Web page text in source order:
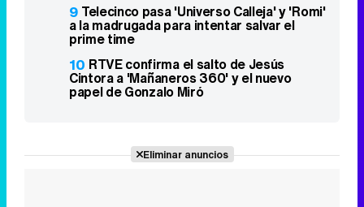
9 Telecinco pasa 'Universo Calleja' y 'Romi'
a la madrugada para intentar salvar el
prime time
10 RTVE confirma el salto de Jesús
Cintora a 'Mañaneros 360' y el nuevo
papel de Gonzalo Miró
Eliminar anuncios